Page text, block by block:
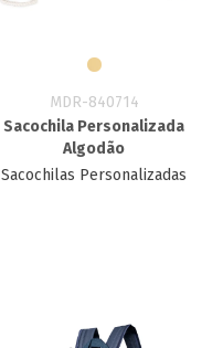
MDR-840714
Sacochila Personalizada
Algodão
Sacochilas Personalizadas